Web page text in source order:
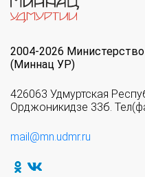
2004-2026
(Миннац УР)
426063 Удмуртская
Орджоникидзе 33б.
mail@mn.udmr.ru